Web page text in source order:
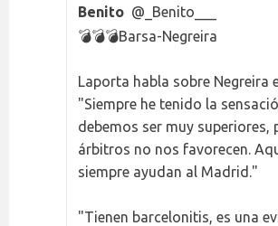
Benito @_Benito___
💣💣💣Barsa-Negreira
Laporta habla sobre Negreira
"Siempre he tenido la
debemos ser muy superiores,
árbitros no nos favorecen.
siempre ayudan al Madrid."
"Tienen barcelonitis, es una